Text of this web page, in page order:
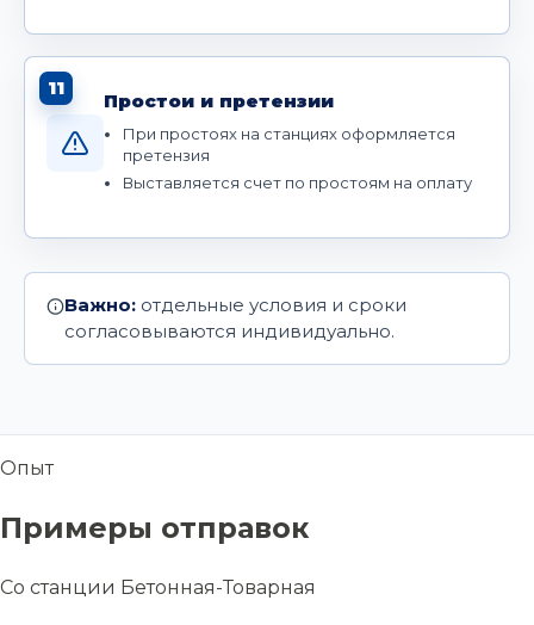
11
Простои и претензии
При простоях на станциях оформляется
претензия
Выставляется счет по простоям на оплату
Важно: отдельные условия и сроки
согласовываются индивидуально.
Опыт
Примеры отправок
Со станции Бетонная-Товарная